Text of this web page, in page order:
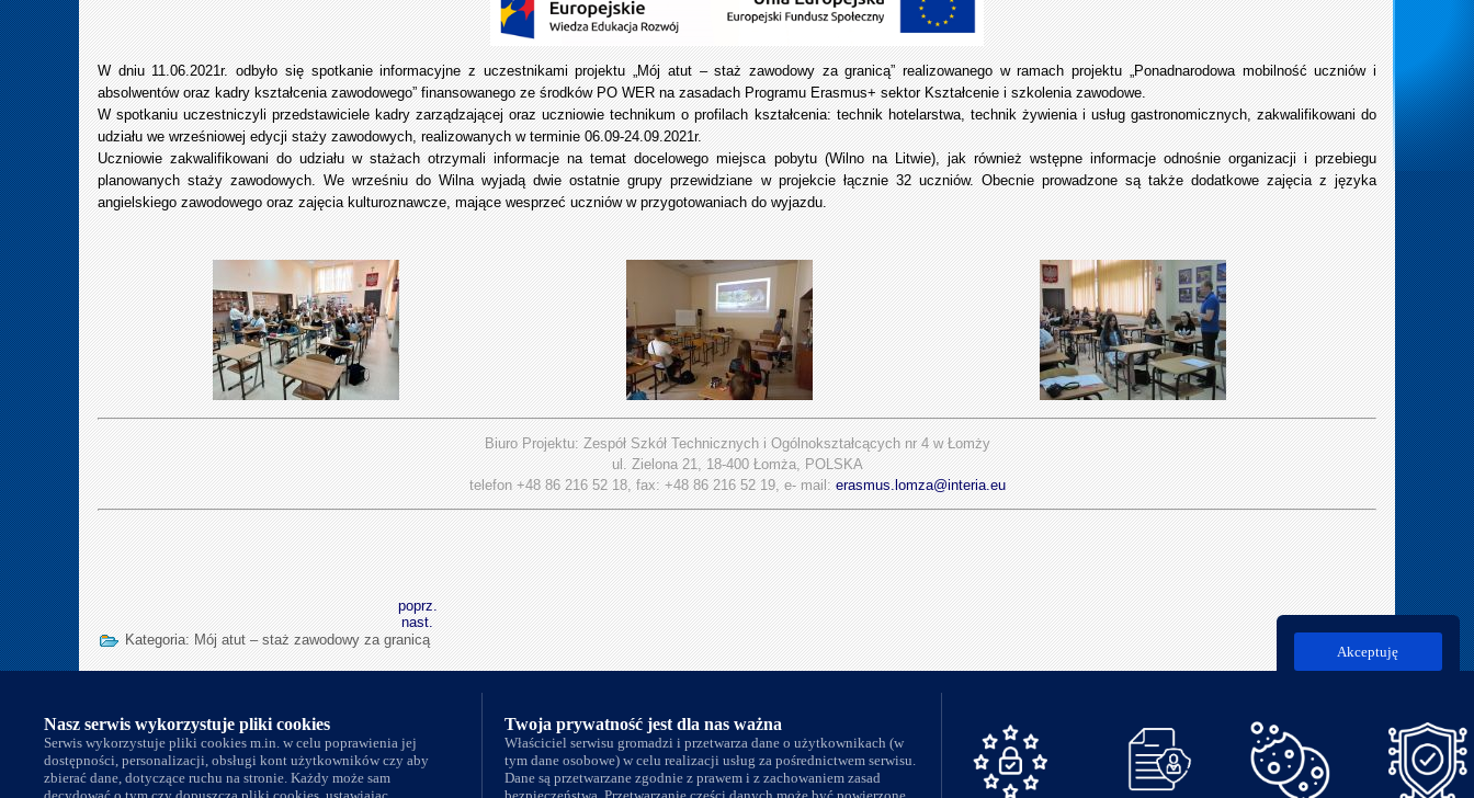
W dniu 11.06.2021r. odbyło się spotkanie informacyjne z uczestnikami projektu „Mój atut – staż zawodowy za granicą” realizowanego w ramach projektu „Ponadnarodowa mobilność uczniów i
absolwentów oraz kadry kształcenia zawodowego” finansowanego ze środków PO WER na zasadach Programu Erasmus+ sektor Kształcenie i szkolenia zawodowe.
W spotkaniu uczestniczyli przedstawiciele kadry zarządzającej oraz uczniowie technikum o profilach kształcenia: technik hotelarstwa, technik żywienia i usług gastronomicznych, zakwalifikowani do
udziału we wrześniowej edycji staży zawodowych, realizowanych w terminie 06.09-24.09.2021r.
Uczniowie zakwalifikowani do udziału w stażach otrzymali informacje na temat docelowego miejsca pobytu (Wilno na Litwie), jak również wstępne informacje odnośnie organizacji i przebiegu
planowanych staży zawodowych. We wrześniu do Wilna wyjadą dwie ostatnie grupy przewidziane w projekcie łącznie 32 uczniów. Obecnie prowadzone są także dodatkowe zajęcia z języka
angielskiego zawodowego oraz zajęcia kulturoznawcze, mające wesprzeć uczniów w przygotowaniach do wyjazdu.
Biuro Projektu: Zespół Szkół Technicznych i Ogólnokształcących nr 4 w Łomży
ul. Zielona 21, 18-400 Łomża, POLSKA
telefon +48 86 216 52 18, fax: +48 86 216 52 19, e- mail: erasmus.lomza@interia.eu
poprz.
nast.
Kategoria: Mój atut – staż zawodowy za granicą
Akceptuję
Nasz serwis wykorzystuje pliki cookies
Serwis wykorzystuje pliki cookies m.in. w celu poprawienia jej
dostępności, personalizacji, obsługi kont użytkowników czy aby
zbierać dane, dotyczące ruchu na stronie. Każdy może sam
Twoja prywatność jest dla nas ważna
Właściciel serwisu gromadzi i przetwarza dane o użytkownikach (w
tym dane osobowe) w celu realizacji usług za pośrednictwem serwisu.
Dane są przetwarzane zgodnie z prawem i z zachowaniem zasad